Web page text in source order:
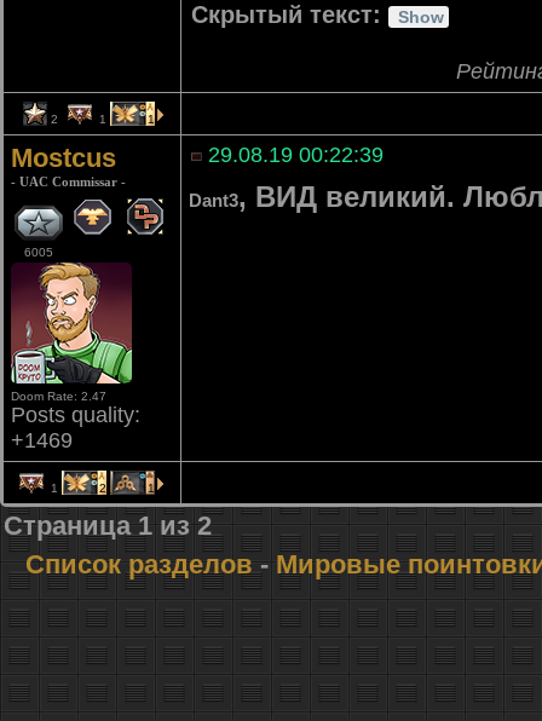
Скрытый текст:
2 1 1
Mostcus
- UAC Commissar -
6005
Doom Rate: 2.47
Posts quality:
+1469
29.08.19 00:22:39
Dant3, ВИД великий.
1 2 1
Страница 1 из 2
Список разделов- Мировые